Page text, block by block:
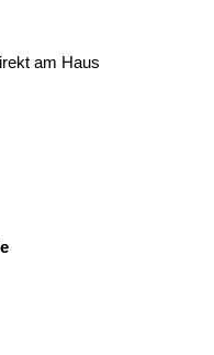
am Haus